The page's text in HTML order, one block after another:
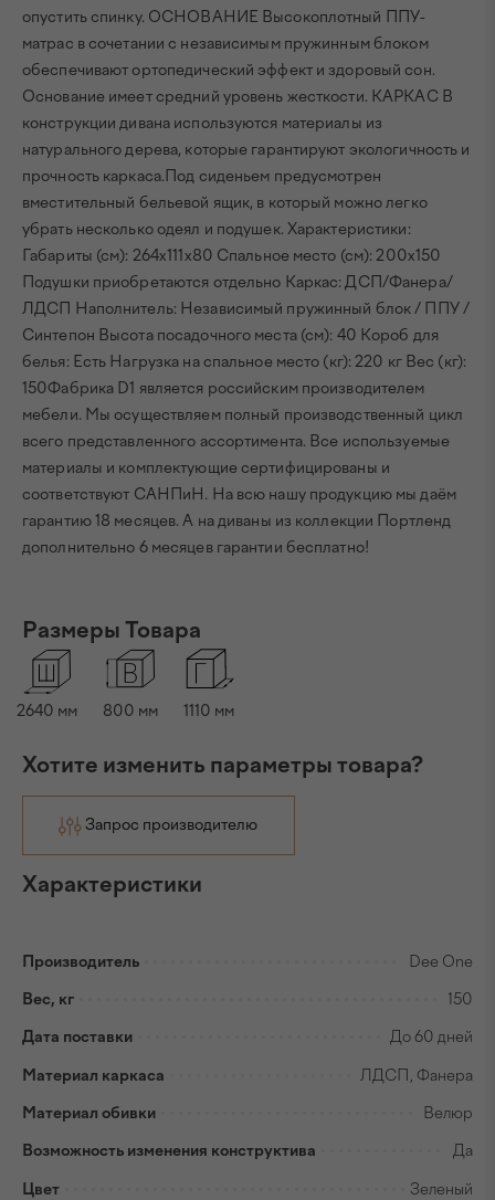
опустить спинку. ОСНОВАНИЕ Высокоплотный ППУ-
матрас в сочетании с независимым пружинным блоком
обеспечивают ортопедический эффект и здоровый сон.
Основание имеет средний уровень жесткости. КАРКАС В
конструкции дивана используются материалы из
натурального дерева, которые гарантируют экологичность и
прочность каркаса.Под сиденьем предусмотрен
вместительный бельевой ящик, в который можно легко
убрать несколько одеял и подушек. Характеристики:
Габариты (см): 264х111х80 Спальное место (см): 200х150
Подушки приобретаются отдельно Каркас: ДСП/Фанера/
ЛДСП Наполнитель: Независимый пружинный блок / ППУ /
Синтепон Высота посадочного места (см): 40 Короб для
белья: Есть Нагрузка на спальное место (кг): 220 кг Вес (кг):
150Фабрика D1 является российским производителем
мебели. Мы осуществляем полный производственный цикл
всего представленного ассортимента. Все используемые
материалы и комплектующие сертифицированы и
соответствуют САНПиН. На всю нашу продукцию мы даём
гарантию 18 месяцев. А на диваны из коллекции Портленд
дополнительно 6 месяцев гарантии бесплатно!
Размеры Товара
2640 мм 800 мм 1110 мм
Хотите изменить параметры товара?
Запрос производителю
Характеристики
Производитель Dee One
Вес, кг 150
Дата поставки До 60 дней
Материал каркаса ЛДСП, Фанера
Материал обивки Велюр
Возможность изменения конструктива Да
Цвет Зеленый